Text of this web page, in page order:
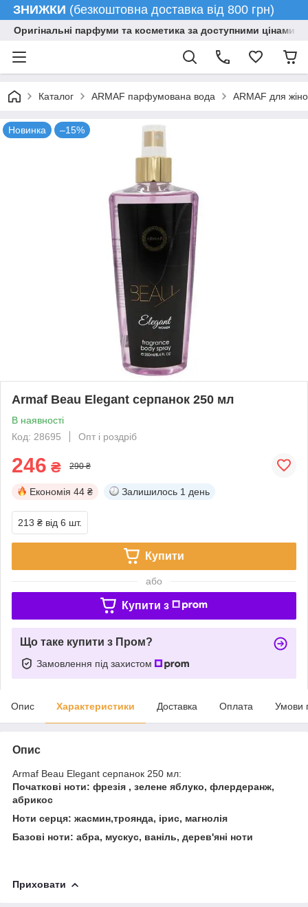
ЗНИЖКИ (безкоштовна доставка від 800 грн)
Оригінальні парфуми та косметика за доступними цінами
Каталог ARMAF парфумована вода ARMAF для
Новинка –15%
Armaf Beau Elegant серпанок 250 мл
В наявності
Код: 28695
Опт і роздріб
246 ₴ 290 ₴
Економія 44 ₴ Залишилось 1 день
213 ₴ від 6 шт.
Купити
або
Купити з
Що таке купити з Пром?
Замовлення під захистом
Опис Характеристики Доставка Оплата Умови
Опис
Armaf Beau Elegant серпанок 250 мл:
Початкові ноти: фрезія , зелене яблуко, флердеранж,
абрикос
Ноти серця: жасмин,троянда, ірис, магнолія
Базові ноти: абра, мускус, ваніль, дерев'яні ноти
Приховати